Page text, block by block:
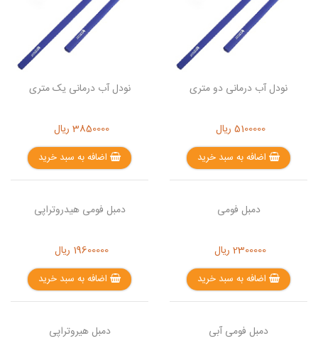
نودل آب درمانی دو متری
5100000 ریال
اضافه به سبد خرید
نودل آب درمانی یک متری
3850000 ریال
اضافه به سبد خرید
دمبل فومی
2300000 ریال
اضافه به سبد خرید
دمبل فومی هیدروتراپی
19600000 ریال
اضافه به سبد خرید
دمبل فومی آبی دمبل هیروتراپی